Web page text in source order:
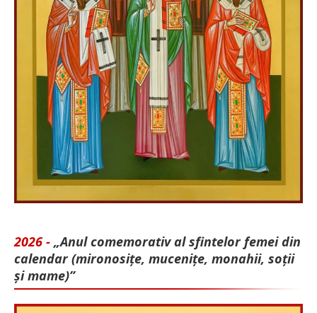
2026 - „Anul comemorativ al sfintelor femei din
calendar (mironosițe, mu­cenițe, monahii, soții
și mame)”